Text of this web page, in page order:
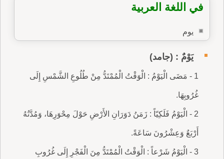
في اللغة العربية
يوم
يَوْمٌ : (جامد)
1 - مَضَى الْيَوْمُ : الْوَقْتُ الْمُمْتَدُّ مِنْ طُلُوعِ الشَّمْسِ إِلَى
غُرُوبِهَا.
2 - الْيَوْمُ فَلَكِيّاً : زَمَنُ دَوَرَانِ الأَرْضِ حَوْلَ مِحْوَرِهَا، وَمُدَّتُهُ
أَرْبَعٌ وَعِشْرُونَ سَاعَةً.
3 - الْيَوْمُ شَرْعاً : الْوَقْتُ الْمُمْتَدُّ مِنَ الْفَجْرِ إِلَى غُرُوبِ